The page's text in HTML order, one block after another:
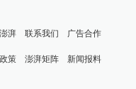
湃 联系我们 广告合作
策 澎湃矩阵 新闻报料